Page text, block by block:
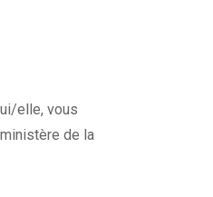
elle, vous
de la